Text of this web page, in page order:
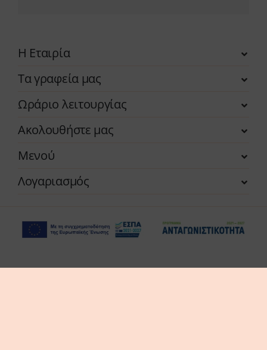
Η Εταιρία
Τα γραφεία μας
Ωράριο λειτουργίας
Ακολουθήστε μας
Μενού
Λογαριασμός